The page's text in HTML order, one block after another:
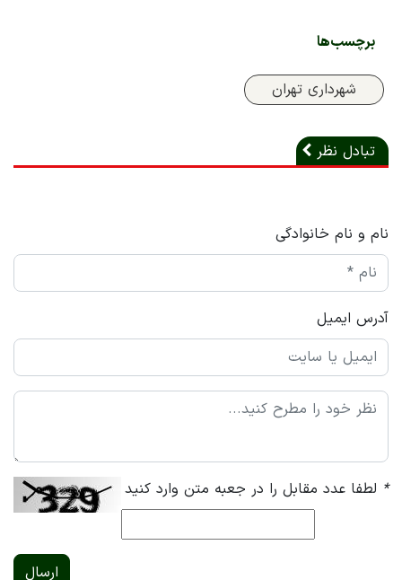
برچسب‌ها
شهرداری تهران
تبادل نظر
نام و نام خانوادگی
آدرس ایمیل
* لطفا عدد مقابل را در جعبه متن وارد کنید
ارسال